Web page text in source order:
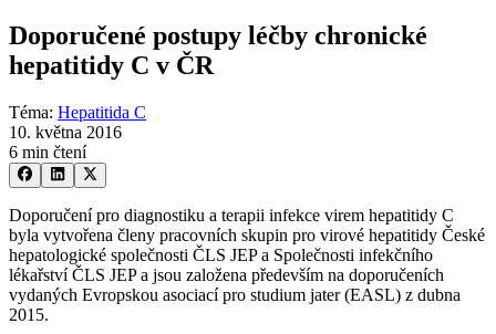
Doporučené postupy léčby chronické
hepatitidy C v ČR
Téma: Hepatitida C
10. května 2016
6 min čtení
Doporučení pro diagnostiku a terapii infekce virem hepatitidy C
byla vytvořena členy pracovních skupin pro virové hepatitidy České
hepatologické společnosti ČLS JEP a Společnosti infekčního
lékařství ČLS JEP a jsou založena především na doporučeních
vydaných Evropskou asociací pro studium jater (EASL) z dubna
2015.